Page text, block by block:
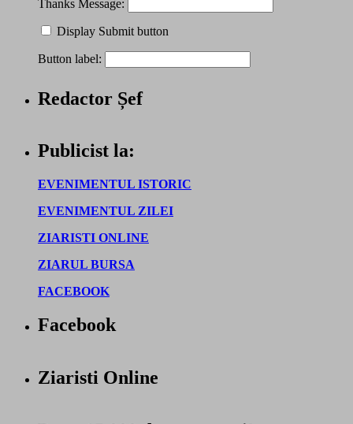
Thanks Message:
Display Submit button
Button label:
Redactor Șef
Publicist la:
EVENIMENTUL ISTORIC
EVENIMENTUL ZILEI
ZIARISTI ONLINE
ZIARUL BURSA
FACEBOOK
Facebook
Ziaristi Online